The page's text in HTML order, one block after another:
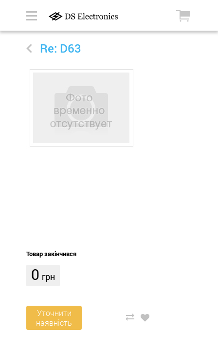
Re: D63
Товар закінчився
0 грн
Уточнити
наявність